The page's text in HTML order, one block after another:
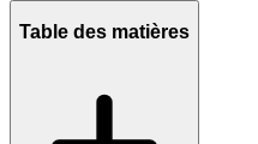
Table des matières